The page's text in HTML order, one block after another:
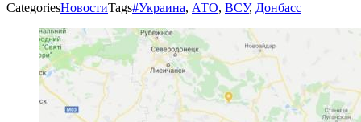
CategoriesНовостиTags#Украина, АТО, ВСУ, Донбасс